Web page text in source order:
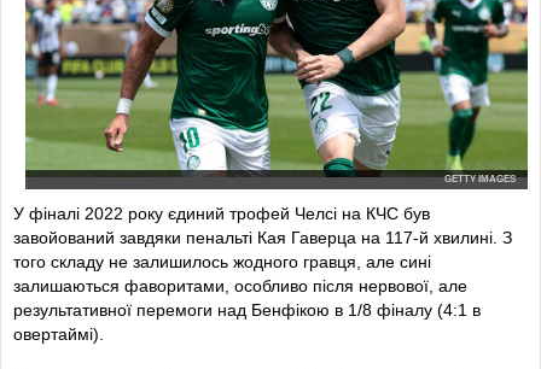
GETTY IMAGES
У фіналі 2022 року єдиний трофей Челсі на КЧС був
завойований завдяки пенальті Кая Гаверца на 117-й хвилині. З
того складу не залишилось жодного гравця, але сині
залишаються фаворитами, особливо після нервової, але
результативної перемоги над Бенфікою в 1/8 фіналу (4:1 в
овертаймі).